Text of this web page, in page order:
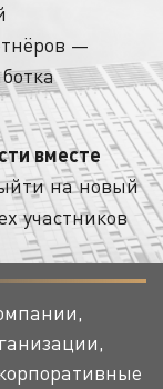
—
вместе
на новый
участников